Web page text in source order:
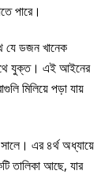
পারে।
যে ডজন খানেক
যুক্ত। এই আইনের
মিলিয়ে পড়া যায়
সালে। এর ৪র্থ অধ্যায়ে
তালিকা আছে, যার